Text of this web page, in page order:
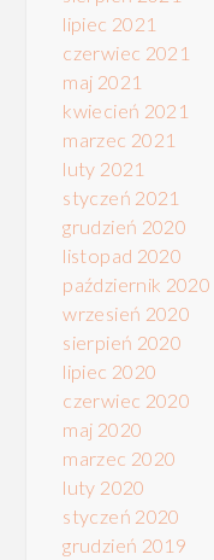
lipiec 2021
czerwiec 2021
maj 2021
kwiecień 2021
marzec 2021
luty 2021
styczeń 2021
grudzień 2020
listopad 2020
październik 2020
wrzesień 2020
sierpień 2020
lipiec 2020
czerwiec 2020
maj 2020
marzec 2020
luty 2020
styczeń 2020
grudzień 2019